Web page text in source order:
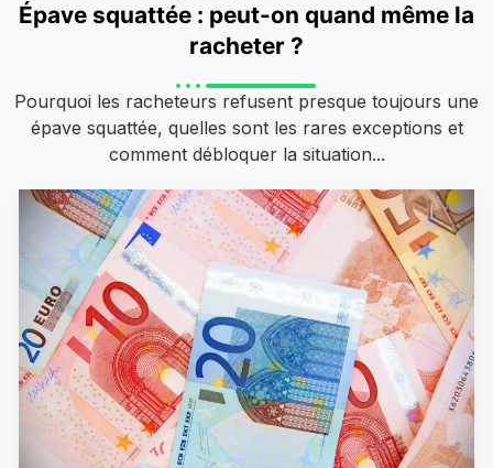
Épave squattée : peut-on quand même la
racheter ?
Pourquoi les racheteurs refusent presque toujours une
épave squattée, quelles sont les rares exceptions et
comment débloquer la situation...